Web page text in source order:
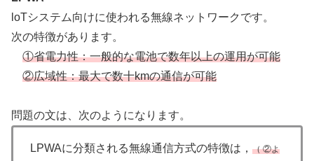
loTシステム向けに使われる無線ネットワークです。
次の特徴があります。
①省電力性：一般的な電池で数年以上の運用が可能
②広域性：最大で数十kmの通信が可能
問題の文は、次のようになります。
LPWAに分類される無線通信方式の特徴は， （ ②よ